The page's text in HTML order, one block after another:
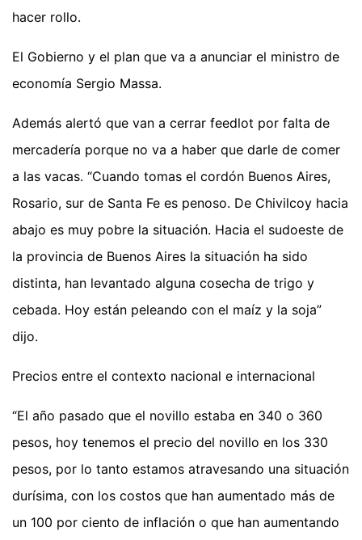
hacer rollo.
El Gobierno y el plan que va a anunciar el ministro de
economía Sergio Massa.
Además alertó que van a cerrar feedlot por falta de
mercadería porque no va a haber que darle de comer
a las vacas. “Cuando tomas el cordón Buenos Aires,
Rosario, sur de Santa Fe es penoso. De Chivilcoy hacia
abajo es muy pobre la situación. Hacia el sudoeste de
la provincia de Buenos Aires la situación ha sido
distinta, han levantado alguna cosecha de trigo y
cebada. Hoy están peleando con el maíz y la soja”
dijo.
Precios entre el contexto nacional e internacional
“El año pasado que el novillo estaba en 340 o 360
pesos, hoy tenemos el precio del novillo en los 330
pesos, por lo tanto estamos atravesando una situación
durísima, con los costos que han aumentado más de
un 100 por ciento de inflación o que han aumentando